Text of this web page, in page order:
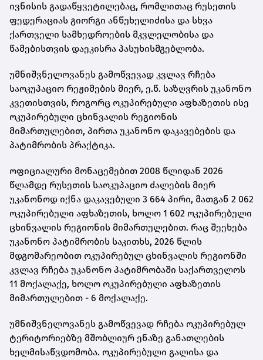
ივნისის გადაწყვეტილებაც, რომლითაც რუსეთის
ფედერაციას გიორგი ანწუხელიძისა და სხვა
ქართველი სამხედროების მკვლელობისა და
წამებისთვის დაეკისრა პასუხისმგებლობა.
უმნიშვნელოვანეს გამოწვევად კვლავ რჩება
საოკუპაციო რეჟიმების მიერ, ე.წ. საზღვრის უკანონო
კვეთისთვის, როგორც ოკუპირებული აფხაზეთის ისე
ოკუპირებული ცხინვალის რეგიონის
მიმართულებით, პირთა უკანონო დაკავებების და
პატიმრობის პრაქტიკა.
ოფიციალური მონაცემებით 2008 წლიდან 2026
წლამდე რუსეთის საოკუპაციო ძალების მიერ
უკანონოდ იქნა დაკავებული 3 664 პირი, მათგან 2 062
ოკუპირებული აფხაზეთის, ხოლო 1 602 ოკუპირებული
ცხინვალის რეგიონის მიმართულებით. რაც შეეხება
უკანონო პატიმრობის საკითხს, 2026 წლის
მდგომარეობით ოკუპირებულ ცხინვალის რეგიონში
კვლავ რჩება უკანონო პატიმრობაში საქართველოს
11 მოქალაქე, ხოლო ოკუპირებული აფხაზეთის
მიმართულებით - 6 მოქალაქე.
უმნიშვნელოვანეს გამოწვევად რჩება ოკუპირებულ
ტერიტორიებზე მშობლიურ ენაზე განათლების
ხელმისაწვდომობა. ოკუპირებული გალისა და